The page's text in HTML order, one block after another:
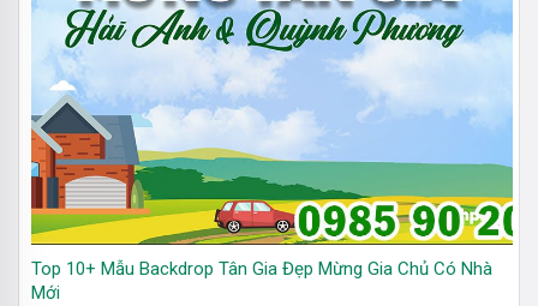
Top 10+ Mẫu Backdrop Tân Gia Đẹp Mừng Gia Chủ Có Nhà
Mới